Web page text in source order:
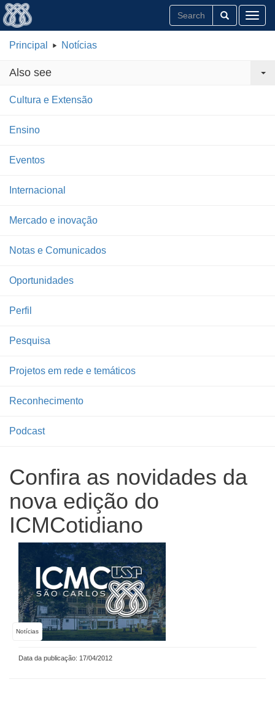
Principal Notícias
Also see
Cultura e Extensão
Ensino
Eventos
Internacional
Mercado e inovação
Notas e Comunicados
Oportunidades
Perfil
Pesquisa
Projetos em rede e temáticos
Reconhecimento
Podcast
Confira as novidades da
nova edição do
ICMCotidiano
Notícias
Data da publicação: 17/04/2012